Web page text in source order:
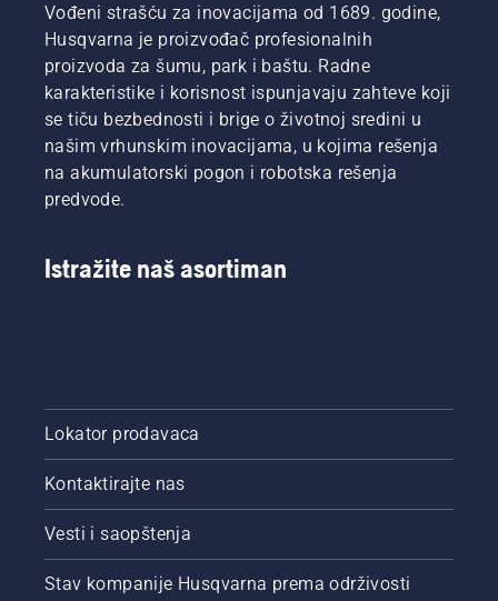
Vođeni strašću za inovacijama od 1689. godine,
Husqvarna je proizvođač profesionalnih
proizvoda za šumu, park i baštu. Radne
karakteristike i korisnost ispunjavaju zahteve koji
se tiču bezbednosti i brige o životnoj sredini u
našim vrhunskim inovacijama, u kojima rešenja
na akumulatorski pogon i robotska rešenja
predvode.
Istražite naš asortiman
Lokator prodavaca
Kontaktirajte nas
Vesti i saopštenja
Stav kompanije Husqvarna prema održivosti